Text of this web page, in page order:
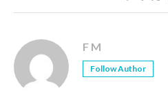
F M
Follow Author